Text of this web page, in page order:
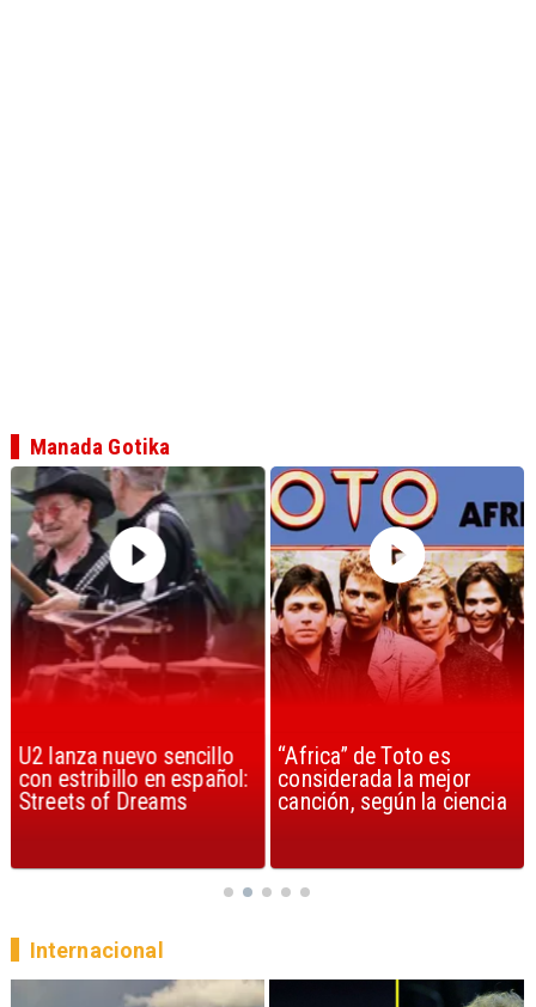
U2 lanza nuevo sencillo
con estribillo en español:
Streets of Dreams
“Africa” de Toto es
considerada la mejor
canción, según la ciencia
Manada Gotika
Internacional